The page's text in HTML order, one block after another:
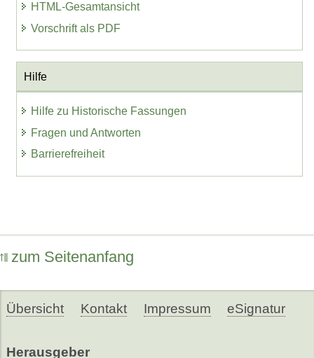
HTML-Gesamtansicht
Vorschrift als PDF
Hilfe
Hilfe zu Historische Fassungen
Fragen und Antworten
Barrierefreiheit
zum Seitenanfang
Übersicht Kontakt Impressum eSignatur
Herausgeber